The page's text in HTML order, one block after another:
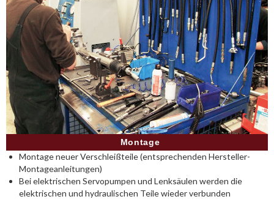
Montage
Montage neuer Verschleißteile (entsprechenden Hersteller-
Montageanleitungen)
Bei elektrischen Servopumpen und Lenksäulen werden die
elektrischen und hydraulischen Teile wieder verbunden